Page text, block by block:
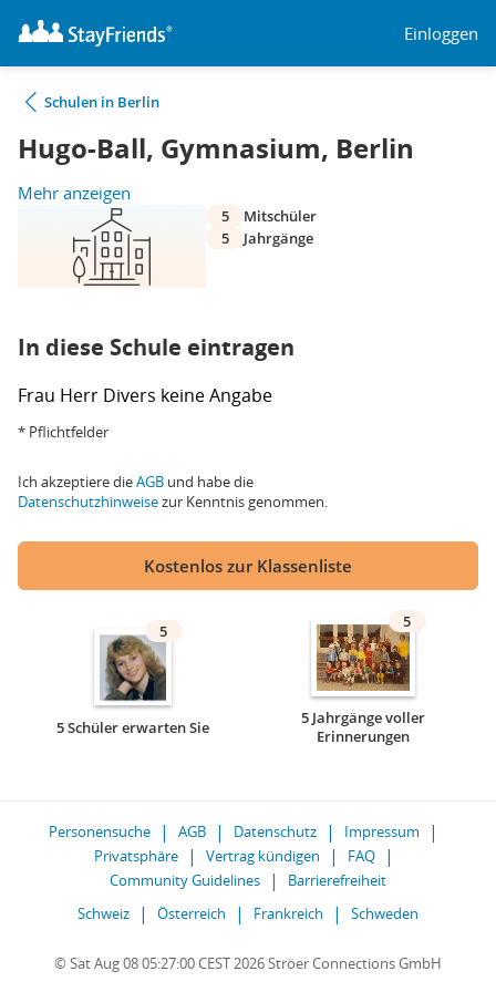
Einloggen
Schulen in Berlin
Hugo-Ball, Gymnasium, Berlin
Mehr anzeigen
5
Mitschüler
5
Jahrgänge
In diese Schule eintragen
Frau Herr Divers keine Angabe
* Pflichtfelder
Ich akzeptiere dieAGB und habe die
Datenschutzhinweisezur Kenntnis genommen.
Kostenlos zur Klassenliste
5
5 Schüler erwarten Sie
5
5 Jahrgänge voller
Erinnerungen
Personensuche AGB Datenschutz
Impressum
Privatsphäre
Vertrag kündigen
FAQ
Community Guidelines
Barrierefreiheit
Schweiz
Österreich Frankreich Schweden
© Sat Aug 08 05:27:00 CEST 2026 Ströer Connections GmbH